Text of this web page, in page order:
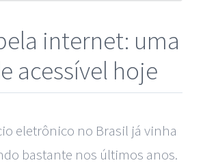
internet: uma
acessível hoje
eletrônico no Brasil já vinha
bastante nos últimos anos.